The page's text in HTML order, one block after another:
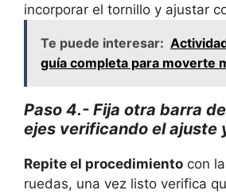
incorporar el tornillo y ajustar
Te puede interesar:
guía completa para moverte
Paso 4.- Fija otra barra
ejes verificando el ajuste
Repite el procedimiento con
ruedas, una vez listo verifica